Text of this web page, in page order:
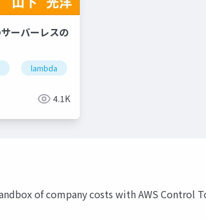
ーバーレスの
lambda
4.1K
of company costs with AWS